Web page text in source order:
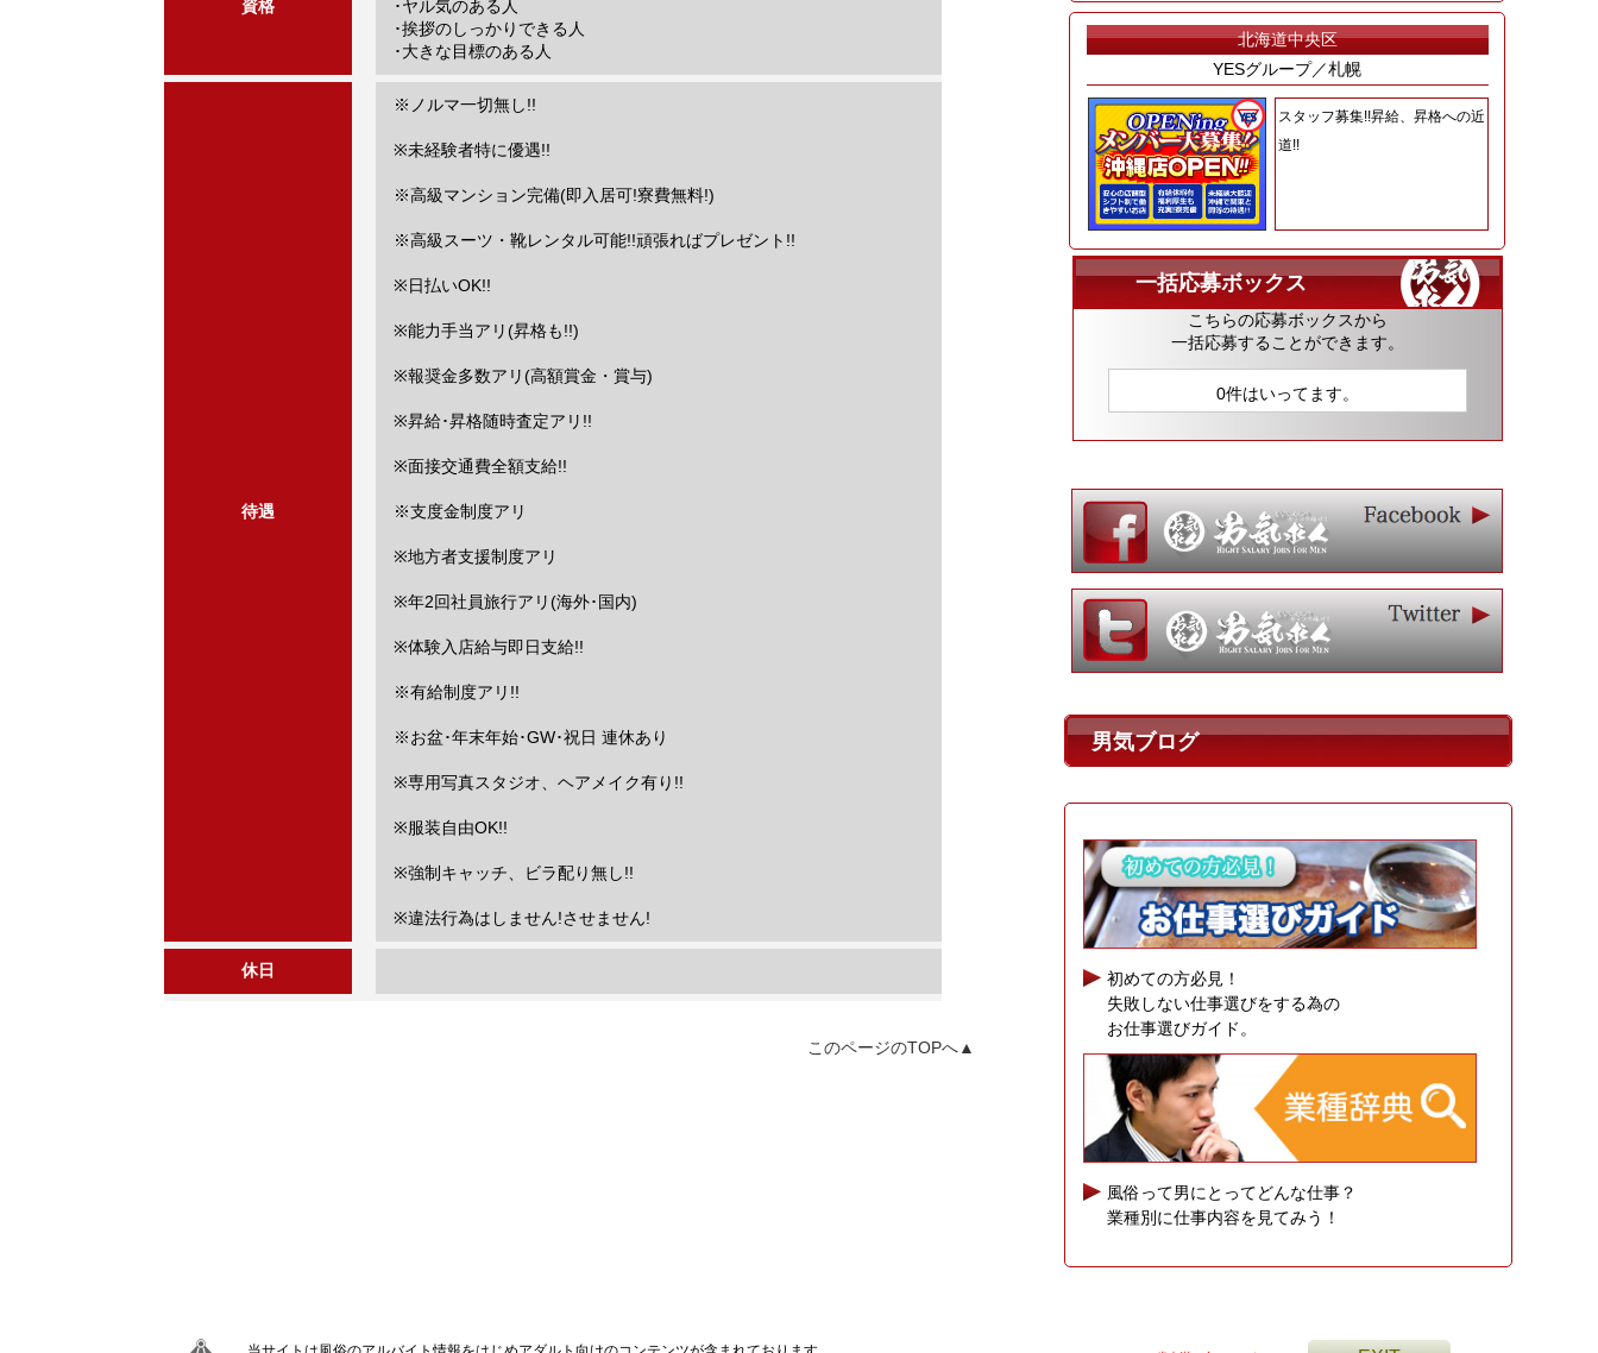
北海道中央区
YESグループ／札幌
スタッフ募集!!昇給、昇格への近
道!!
一括応募ボックス
こちらの応募ボックスから
一括応募することができます。
0件はいってます。
男気ブログ
初めての方必見！
失敗しない仕事選びをする為の
お仕事選びガイド。
風俗って男にとってどんな仕事？
業種別に仕事内容を見てみう！
資格
･ヤル気のある人
･挨拶のしっかりできる人
･大きな目標のある人
待遇
※ノルマ一切無し!!
※未経験者特に優遇!!
※高級マンション完備(即入居可!寮費無料!)
※高級スーツ・靴レンタル可能!!頑張ればプレゼント!!
※日払いOK!!
※能力手当アリ(昇格も!!)
※報奨金多数アリ(高額賞金・賞与)
※昇給･昇格随時査定アリ!!
※面接交通費全額支給!!
※支度金制度アリ
※地方者支援制度アリ
※年2回社員旅行アリ(海外･国内)
※体験入店給与即日支給!!
※有給制度アリ!!
※お盆･年末年始･GW･祝日 連休あり
※専用写真スタジオ、ヘアメイク有り!!
※服装自由OK!!
※強制キャッチ、ビラ配り無し!!
※違法行為はしません!させません!
休日
このページのTOPへ▲